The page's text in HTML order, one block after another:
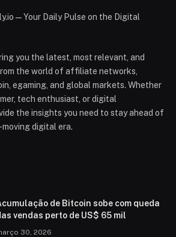
— Your Daily Pulse on the Digital
you the latest, most relevant, and
the world of affiliate networks,
egaming, and global markets. Whether
tech enthusiast, or digital
the insights you need to stay ahead of
digital era.
de Bitcoin sobe com queda
vendas perto de US$ 65 mil
30, 2026